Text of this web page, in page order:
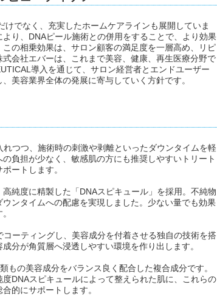
でなく、充実したホームケアラインも展開していま
り、DNAピール施術との併用をすることで、より効果
の相乗効果は、サロン顧客の満足度を一層高め、リピ
会社エバーは、これまで美容、健康、再生医療分野で
導入を通じて、サロン経営者とエンドユーザー
美容業界全体の発展に寄与していく方針です。
つつ、施術時の刺激や剥離といったダウンタイムを軽
負担が少なく、敏感肌の方にも推奨しやすいトリート
ートします。
純度に精製した「DNAスピキュール」を採用。不純物
ンタイムへの配慮を実現しました。少ない量でも効果
ーティングし、美容成分を付着させる独自の技術を搭
分が角質層へ浸透しやすい環境を作り出します。
もの美容成分をバランス良く配合した複合成分です。
DNAスピキュールによって整えられた肌に、これらの
的にサポートします。